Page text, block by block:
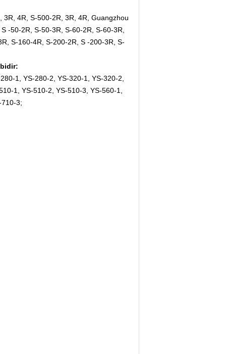
4R, S-500-2R, 3R, 4R, Guangzhou
-50-2R, S-50-3R, S-60-2R, S-60-3R,
S-160-4R, S-200-2R, S -200-3R, S-
1, YS-280-2, YS-320-1, YS-320-2,
1, YS-510-2, YS-510-3, YS-560-1,
3;